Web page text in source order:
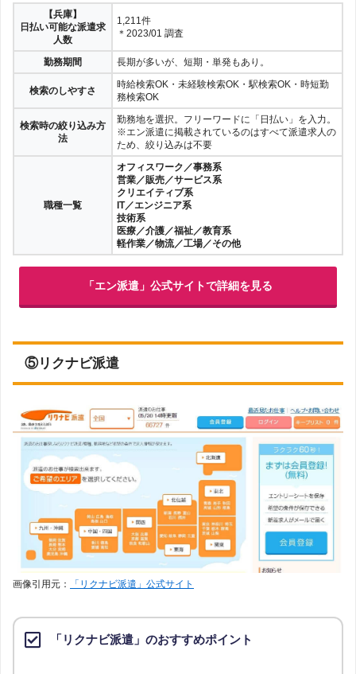
【兵庫】
日払い可能な派遣求
人数
1,211件
＊2023/01 調査
勤務期間 長期が多いが、短期・単発もあり。
検索のしやすさ
時給検索OK・未経験検索OK・駅検索OK・時短勤
務検索OK
検索時の絞り込み方
法
勤務地を選択。フリーワードに「日払い」を入力。
※エン派遣に掲載されているのはすべて派遣求人の
ため、絞り込みは不要
職種一覧
オフィスワーク／事務系
営業／販売／サービス系
クリエイティブ系
IT／エンジニア系
技術系
医療／介護／福祉／教育系
軽作業／物流／工場／その他
「エン派遣」公式サイトで詳細を見る
⑤リクナビ派遣
画像引用元： 「リクナビ派遣」公式サイト
「リクナビ派遣」のおすすめポイント